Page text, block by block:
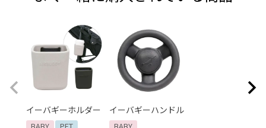
イーバギーホルダー
BABY PET
イーバギーハンドル
BABY